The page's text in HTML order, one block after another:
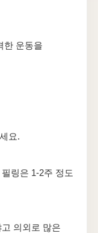
한 운동을
요.
링은 1-2주 정도
의외로 많은